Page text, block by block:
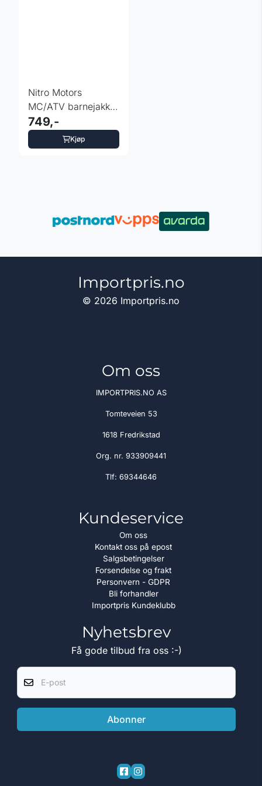
Nitro Motors
MC/ATV barnejakke
oransje
749,-
Kjøp
Importpris.no
© 2026 Importpris.no
Om oss
IMPORTPRIS.NO AS
Tomteveien 53
1618 Fredrikstad
Org. nr. 933909441
Tlf: 69344646
Kundeservice
Om oss
Kontakt oss på epost
Salgsbetingelser
Forsendelse og frakt
Personvern - GDPR
Bli forhandler
Importpris Kundeklubb
Nyhetsbrev
Få gode tilbud fra oss :-)
Abonner